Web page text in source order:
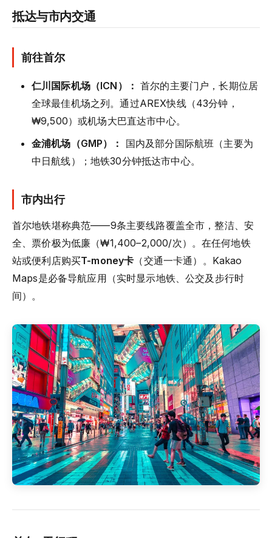
抵达与市内交通
前往首尔
仁川国际机场（ICN）： 首尔的主要门户，长期位居
全球最佳机场之列。通过AREX快线（43分钟，
₩9,500）或机场大巴直达市中心。
金浦机场（GMP）：
国内及部分国际航班（主要为
中日航线）；地铁30分钟抵达市中心。
市内出行
首尔地铁堪称典范——9条主要线路覆盖全市，整洁、安
全、票价极为低廉（₩1,400–2,000/次）。在任何地铁
站或便利店购买T-money卡 （交通一卡通）。Kakao
Maps是必备导航应用（实时显示地铁、公交及步行时
间）。